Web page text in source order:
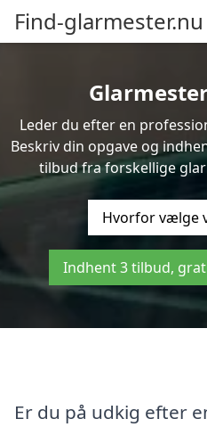
Find-glarmester.nu
Leder du efter en
Beskriv din opgave og
tilbud fra forskellige
Hvorfor vælge
Indhent 3 tilbud,
Er du på udkig efter